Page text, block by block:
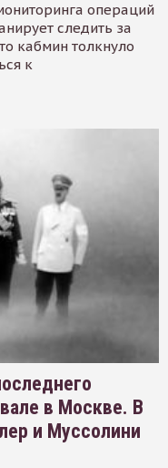
операций
следить за
кабмин толкнуло
к
в Москве. В
и Муссолини